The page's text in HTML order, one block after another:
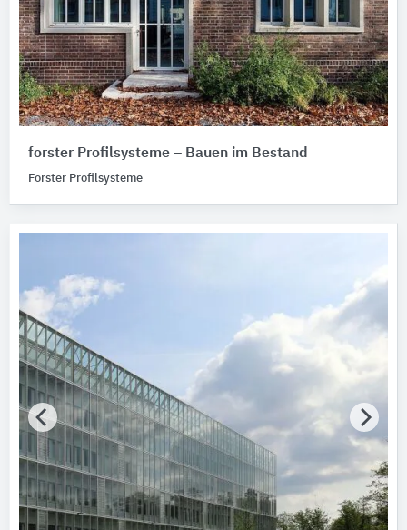
forster Profilsysteme – Bauen im Bestand
Forster Profilsysteme